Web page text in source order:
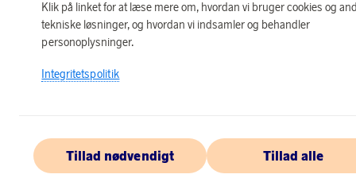
Klik på linket for at læse mere om, hvordan vi bruger cookies og
tekniske løsninger, og hvordan vi indsamler og behandler
personoplysninger.
Integritetspolitik
Tillad nødvendigt Tillad alle